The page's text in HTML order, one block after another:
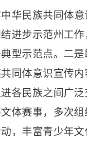
华民族共同体
进步示范州工
型示范点。 二
同体意识宣传
各民族之间广
体赛事，多次
，丰富青少年